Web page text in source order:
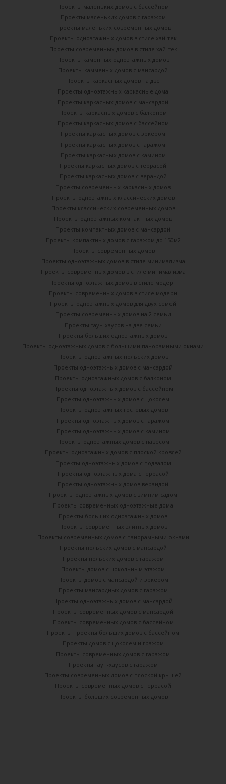
Проекты маленьких домов с бассейном
Проекты маленьких домов с гаражом
Проекты маленьких современных домов
Проекты одноэтажных домов в стиле хай-тек
Проекты современных домов в стиле хай-тек
Проекты каменных одноэтажных домов
Проекты камменых домов с мансардой
Проекты каркасных домов на две
Проекты одноэтажных каркасные дома
Проекты каркасных домов с мансардой
Проекты каркасных домов с балконом
Проекты каркасных домов с бассейном
Проекты каркасных домов с эркером
Проекты каркасных домов с гаражом
Проекты каркасных домов с камином
Проекты каркасных домов с террасой
Проекты каркасных домов с верандой
Проекты современных каркасных домов
Проекты одноэтажных классических домов
Проекты классических современных домов
Проекты одноэтажных компактных домов
Проекты компактных домов с мансардой
Проекты компактных домов с гаражом до 150м2
Проекты современных домов
Проекты одноэтажных домов в стиле минимализма
Проекты современных домов в стиле минимализма
Проекты одноэтажных домов в стиле модерн
Проекты современных домов в стиле модерн
Проекты одноэтажных домов для двух семей
Проекты современных домов на 2 семьи
Проекты таун-хаусов на две семьи
Проекты больших одноэтажных домов
Проекты одноэтажных домов с большими панорамными окнами
Проекты одноэтажных польских домов
Проекты одноэтажных домов с мансардой
Проекты одноэтажных домов с балконом
Проекты одноэтажных домов с бассейном
Проекты одноэтажных домов с цоколем
Проекты одноэтажных гостевых домов
Проекты одноэтажных домов с гаражом
Проекты одноэтажных домов с камином
Проекты одноэтажных домов с навесом
Проекты одноэтажных домов с плоской кровлей
Проекты одноэтажных домов с подвалом
Проекты одноэтажных дома с террасой
Проекты одноэтажных домов верандой
Проекты одноэтажных домов с зимним садом
Проекты современных одноэтажные дома
Проекты больших одноэтажных домов
Проекты современных элитных домов
Проекты современных домов с панорамными окнами
Проекты польских домов с мансардой
Проекты польских домов с гаражом
Проекты домов с цокольным этажом
Проекты домов с мансардой и эркером
Проекты мансардных домов с гаражом
Проекты одноэтажных домов с мансардой
Проекты современных домов с мансардой
Проекты современных домов с бассейном
Проекты проекты больших домов с бассейном
Проекты домов с цоколем и гражом
Проекты современных домов с гаражом
Проекты таун-хаусов с гаражом
Проекты современных домов с плоской крышей
Проекты современных домов с террасой
Проекты больших современных домов